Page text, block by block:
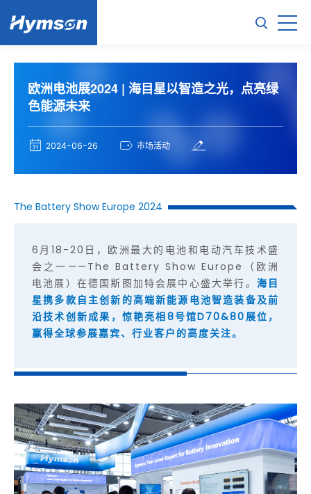
欧洲电池展2024 | 海目星以智造之光，点亮绿
色能源未来
2024-06-26 市场活动
The Battery Show Europe 2024
6月18-20日，欧洲最大的电池和电动汽车技术盛
会之一——The Battery Show Europe（欧洲
电池展）在德国斯图加特会展中心盛大举行。 海目
星携多款自主创新的高端新能源电池智造装备及前
沿技术创新成果，惊艳亮相8号馆D70&80展位，
赢得全球参展嘉宾、行业客户的高度关注。